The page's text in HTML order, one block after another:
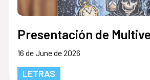
Presentación de
16 de June de 2026
LETRAS